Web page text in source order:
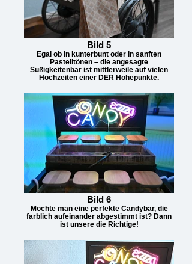
Bild 5
Egal ob in kunterbunt oder in sanften
Pastelltönen – die angesagte
Süßigkeitenbar ist mittlerweile auf vielen
Hochzeiten einer DER Höhepunkte.
Bild 6
Möchte man eine perfekte Candybar, die
farblich aufeinander abgestimmt ist? Dann
ist unsere die Richtige!